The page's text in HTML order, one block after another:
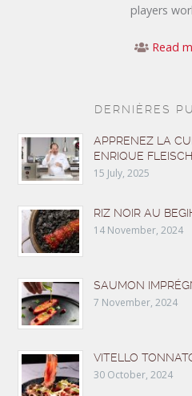
players
Read
DERNIÈRES
APPRENEZ LA
ENRIQUE
15 July, 2025
RIZ NOIR AU
14 November, 2024
SAUMON
7 November, 2024
VITELLO
30 October, 2024